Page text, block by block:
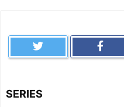
SERIES